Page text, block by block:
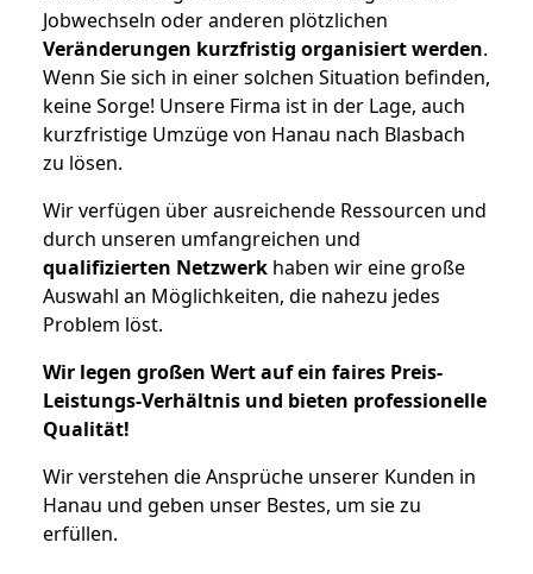
Jobwechseln oder anderen plötzlichen
Veränderungen kurzfristig organisiert werden.
Wenn Sie sich in einer solchen Situation befinden,
keine Sorge! Unsere Firma ist in der Lage, auch
kurzfristige Umzüge von Hanau nach Blasbach
zu lösen.
Wir verfügen über ausreichende Ressourcen und
durch unseren umfangreichen und
qualifizierten Netzwerk haben wir eine große
Auswahl an Möglichkeiten, die nahezu jedes
Problem löst.
Wir legen großen Wert auf ein faires Preis-
Leistungs-Verhältnis und bieten professionelle
Qualität!
Wir verstehen die Ansprüche unserer Kunden in
Hanau und geben unser Bestes, um sie zu
erfüllen.